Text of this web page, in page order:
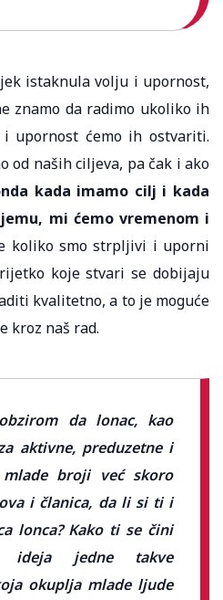
istaknula volju i upornost,
znamo da radimo ukoliko ih
upornost ćemo ih ostvariti.
od naših ciljeva, pa čak i ako
kada imamo cilj i kada
mi ćemo vremenom i
koliko smo strpljivi i uporni
koje stvari se dobijaju
kvalitetno, a to je moguće
kroz naš rad.
da lonac, kao
aktivne, preduzetne i
broji već skoro
i članica, da li si ti i
lonca? Kako ti se čini
ideja jedne takve
okuplja mlade ljude